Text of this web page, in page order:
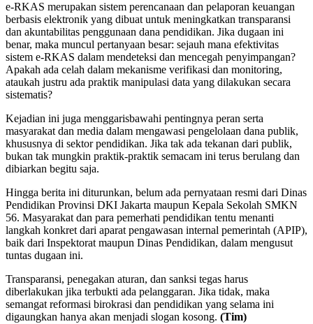
e-RKAS merupakan sistem perencanaan dan pelaporan keuangan
berbasis elektronik yang dibuat untuk meningkatkan transparansi
dan akuntabilitas penggunaan dana pendidikan. Jika dugaan ini
benar, maka muncul pertanyaan besar: sejauh mana efektivitas
sistem e-RKAS dalam mendeteksi dan mencegah penyimpangan?
Apakah ada celah dalam mekanisme verifikasi dan monitoring,
ataukah justru ada praktik manipulasi data yang dilakukan secara
sistematis?
Kejadian ini juga menggarisbawahi pentingnya peran serta
masyarakat dan media dalam mengawasi pengelolaan dana publik,
khususnya di sektor pendidikan. Jika tak ada tekanan dari publik,
bukan tak mungkin praktik-praktik semacam ini terus berulang dan
dibiarkan begitu saja.
Hingga berita ini diturunkan, belum ada pernyataan resmi dari Dinas
Pendidikan Provinsi DKI Jakarta maupun Kepala Sekolah SMKN
56. Masyarakat dan para pemerhati pendidikan tentu menanti
langkah konkret dari aparat pengawasan internal pemerintah (APIP),
baik dari Inspektorat maupun Dinas Pendidikan, dalam mengusut
tuntas dugaan ini.
Transparansi, penegakan aturan, dan sanksi tegas harus
diberlakukan jika terbukti ada pelanggaran. Jika tidak, maka
semangat reformasi birokrasi dan pendidikan yang selama ini
digaungkan hanya akan menjadi slogan kosong. (Tim)